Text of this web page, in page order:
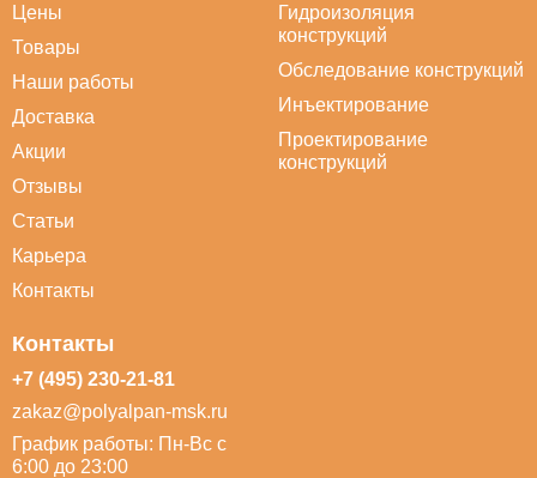
Цены
Товары
Наши работы
Доставка
Акции
Отзывы
Статьи
Карьера
Контакты
Гидроизоляция
конструкций
Обследование конструкций
Инъектирование
Проектирование
конструкций
Контакты
+7 (495) 230-21-81
zakaz@polyalpan-msk.ru
График работы: Пн-Вс с
6:00 до 23:00